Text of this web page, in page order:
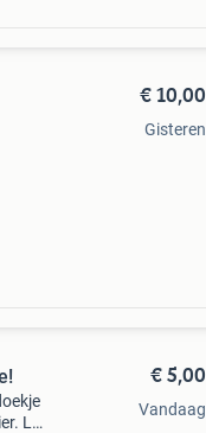
€ 10,00
Gisteren
Let
€ 5,00
Vandaag